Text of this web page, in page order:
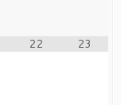
22 23